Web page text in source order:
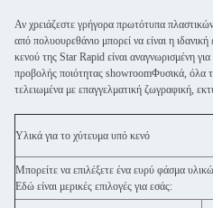
Αν χρειάζεστε γρήγορα πρωτότυπα
από πολυουρεθάνιο μπορεί να είναι η
κενού της Star Rapid είναι αναγνωρισμένη
προβολής ποιότητας showroomΦυσικά, όλα
τελειωμένα με επαγγελματική ζωγραφική,
Υλικά για το χύτευμα υπό κενό
Μπορείτε να επιλέξετε ένα ευρύ φάσμα
Εδώ είναι μερικές επιλογές για εσάς: